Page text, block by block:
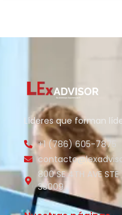
Líderes que forman
+1 (786) 605-7875
800 SE 4TH AVE
33009